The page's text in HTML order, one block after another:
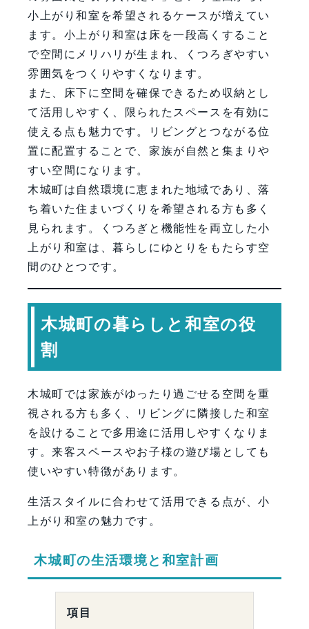
小上がり和室を希望されるケースが増えてい
ます。小上がり和室は床を一段高くすること
で空間にメリハリが生まれ、くつろぎやすい
雰囲気をつくりやすくなります。
また、床下に空間を確保できるため収納とし
て活用しやすく、限られたスペースを有効に
使える点も魅力です。リビングとつながる位
置に配置することで、家族が自然と集まりや
すい空間になります。
木城町は自然環境に恵まれた地域であり、落
ち着いた住まいづくりを希望される方も多く
見られます。くつろぎと機能性を両立した小
上がり和室は、暮らしにゆとりをもたらす空
間のひとつです。
木城町の暮らしと和室の役
割
木城町では家族がゆったり過ごせる空間を重
視される方も多く、リビングに隣接した和室
を設けることで多用途に活用しやすくなりま
す。来客スペースやお子様の遊び場としても
使いやすい特徴があります。
生活スタイルに合わせて活用できる点が、小
上がり和室の魅力です。
木城町の生活環境と和室計画
項目